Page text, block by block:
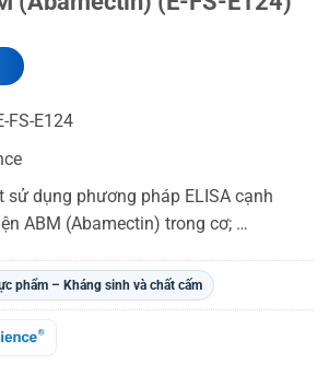
FS-E124
sử dụng phương pháp ELISA cạnh
ABM (Abamectin) trong cơ; …
phẩm – Kháng sinh và chất cấm